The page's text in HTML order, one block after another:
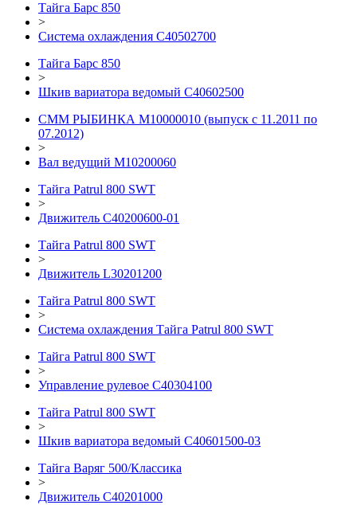
Тайга Барс 850
>
Система охлаждения C40502700
Тайга Барс 850
>
Шкив вариатора ведомый С40602500
СММ РЫБИНКА M10000010 (выпуск с 11.2011 по
07.2012)
>
Вал ведущий M10200060
Тайга Patrul 800 SWT
>
Движитель C40200600-01
Тайга Patrul 800 SWT
>
Движитель L30201200
Тайга Patrul 800 SWT
>
Система охлаждения Тайга Patrul 800 SWT
Тайга Patrul 800 SWT
>
Управление рулевое C40304100
Тайга Patrul 800 SWT
>
Шкив вариатора ведомый C40601500-03
Тайга Варяг 500/Классика
>
Движитель С40201000